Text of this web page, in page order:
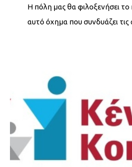
Η πόλη μας θα φιλοξενήσει
αυτό όχημα που συνδυάζει τις